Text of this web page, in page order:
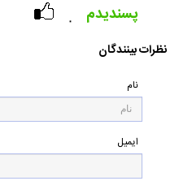
۰ پسندیدم
نظرات بینندگان
نام
ایمیل